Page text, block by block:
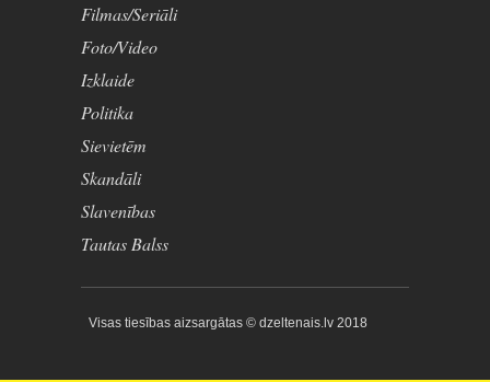
Filmas/Seriāli
Foto/Video
Izklaide
Politika
Sievietēm
Skandāli
Slavenības
Tautas Balss
Visas tiesības aizsargātas © dzeltenais.lv 2018